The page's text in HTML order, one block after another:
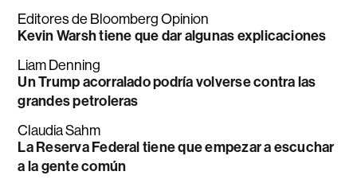
Editores de Bloomberg Opinion
Kevin Warsh tiene que dar algunas explicaciones
Liam Denning
Un Trump acorralado podría volverse contra las
grandes petroleras
Claudia Sahm
La Reserva Federal tiene que empezar a escuchar
a la gente común